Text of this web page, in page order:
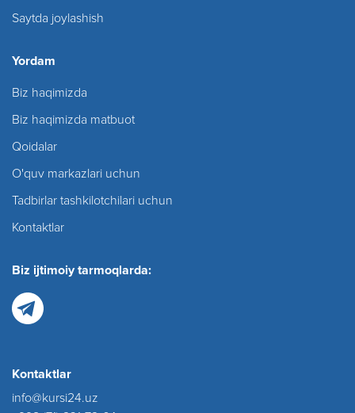
Saytda joylashish
Yordam
Biz haqimizda
Biz haqimizda matbuot
Qoidalar
O'quv markazlari uchun
Tadbirlar tashkilotchilari uchun
Kontaktlar
Biz ijtimoiy tarmoqlarda:
Kontaktlar
info@kursi24.uz